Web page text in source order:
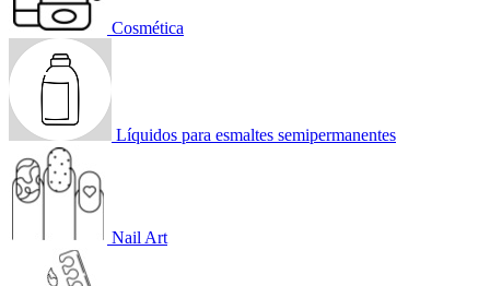
Cosmética
Líquidos para esmaltes semipermanentes
Nail Art